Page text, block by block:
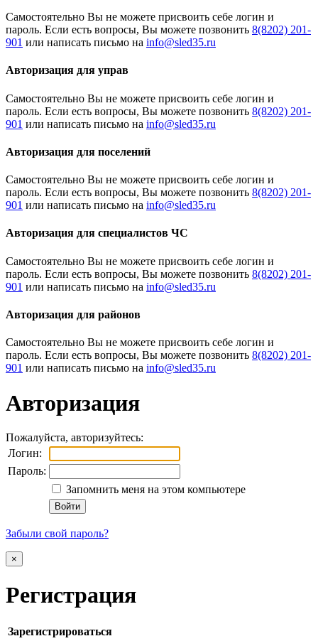
Cамостоятельно Вы не можете присвоить себе логин и
пароль. Если есть вопросы, Вы можете позвонить 8(8202) 201-
901 или написать письмо на
Авторизация для управ
Cамостоятельно Вы не можете присвоить себе логин и
пароль. Если есть вопросы, Вы можете позвонить 8(8202) 201-
901 или написать письмо на
Авторизация для поселений
Cамостоятельно Вы не можете присвоить себе логин и
пароль. Если есть вопросы, Вы можете позвонить 8(8202) 201-
901 или написать письмо на
Авторизация для специалистов ЧС
Cамостоятельно Вы не можете присвоить себе логин и
пароль. Если есть вопросы, Вы можете позвонить 8(8202) 201-
901 или написать письмо на
Авторизация для районов
Cамостоятельно Вы не можете присвоить себе логин и
пароль. Если есть вопросы, Вы можете позвонить 8(8202) 201-
901 или написать письмо на
Авторизация
Пожалуйста, авторизуйтесь:
Логин:
Пароль:
Запомнить меня на этом компьютере
Забыли свой пароль?
×
Регистрация
Зарегистрироваться